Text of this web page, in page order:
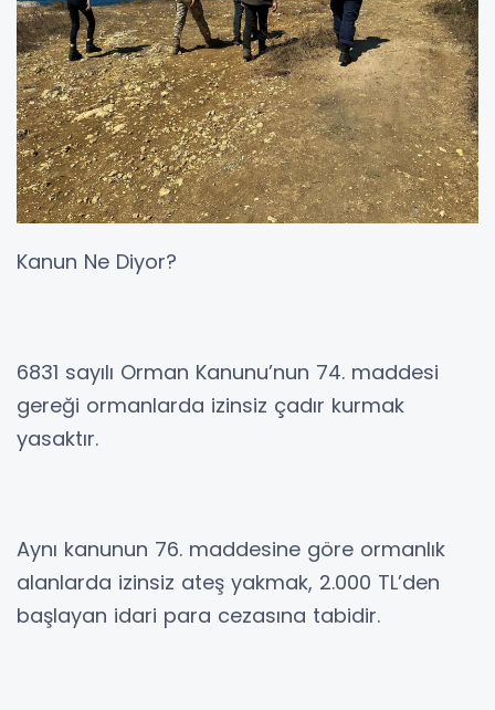
Kanun Ne Diyor?
6831 sayılı Orman Kanunu’nun 74. maddesi
gereği ormanlarda izinsiz çadır kurmak
yasaktır.
Aynı kanunun 76. maddesine göre ormanlık
alanlarda izinsiz ateş yakmak, 2.000 TL’den
başlayan idari para cezasına tabidir.